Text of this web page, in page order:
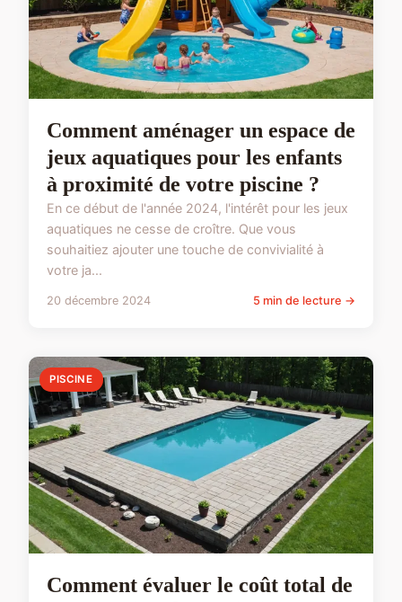
Comment aménager un espace de
jeux aquatiques pour les enfants
à proximité de votre piscine ?
En ce début de l'année 2024, l'intérêt pour les jeux
aquatiques ne cesse de croître. Que vous
souhaitiez ajouter une touche de convivialité à
votre ja...
20 décembre 2024 5 min de lecture →
PISCINE
Comment évaluer le coût total de